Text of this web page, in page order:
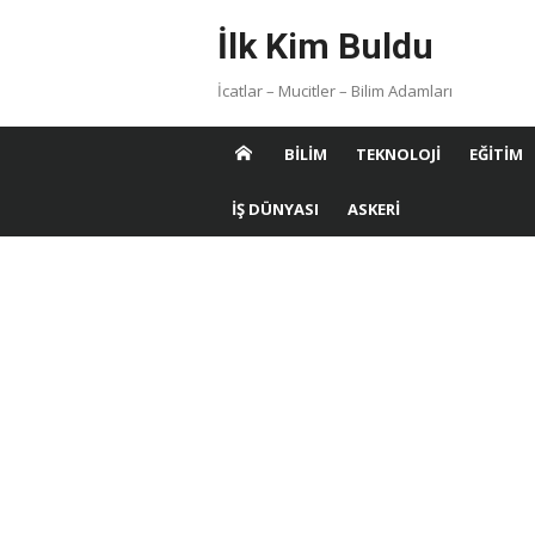
İlk Kim Buldu
İcatlar – Mucitler – Bilim Adamları
BILIM TEKNOLOJI EĞITIM
İŞ DÜNYASI ASKERI